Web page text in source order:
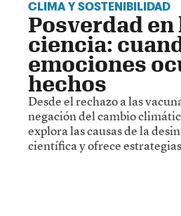
CLIMA Y SOSTENIBILIDAD
Posverdad en
ciencia:
emociones
hechos
Desde el rechazo a las
negación del cambio
explora las causas de la
científica y ofrece